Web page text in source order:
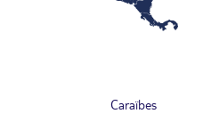
Caraïbes